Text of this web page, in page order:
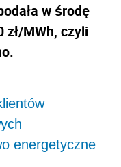
w środę
zł/MWh, czyli
energetyczne